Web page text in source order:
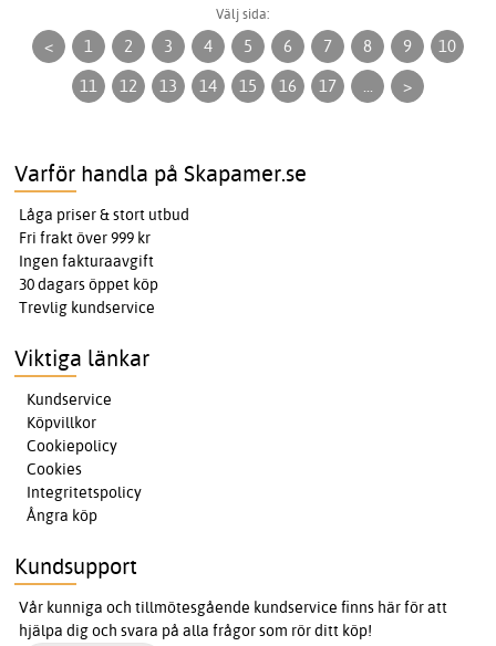
Välj sida:
< 1 2 3 4 5 6 7 8 9
10
11
12 13 14 15 16 17 ... >
Varför handla på Skapamer.se
Låga priser & stort utbud
Fri frakt över 999 kr
Ingen fakturaavgift
30 dagars öppet köp
Trevlig kundservice
Viktiga länkar
Kundservice
Köpvillkor
Cookiepolicy
Cookies
Integritetspolicy
Ångra köp
Kundsupport
Vår kunniga och tillmötesgående kundservice finns här för att
hjälpa dig och svara på alla frågor som rör ditt köp!